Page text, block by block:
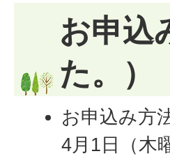
お申込
た。）
お申込み方
4月1日（木